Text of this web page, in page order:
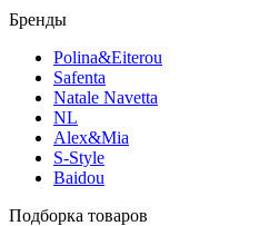
Бренды
Polina&Eiterou
Safenta
Natale Navetta
NL
Alex&Mia
S-Style
Baidou
Подборка товаров